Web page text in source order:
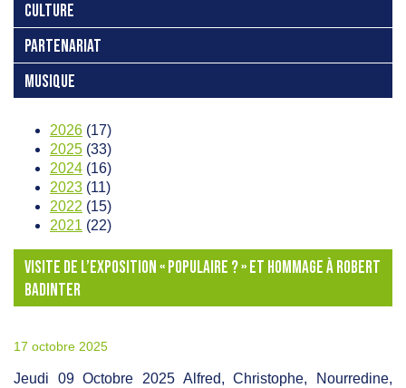
CULTURE
PARTENARIAT
MUSIQUE
2026 (17)
2025 (33)
2024 (16)
2023 (11)
2022 (15)
2021 (22)
VISITE DE L’EXPOSITION « POPULAIRE ? » ET HOMMAGE À ROBERT
BADINTER
17 octobre 2025
Jeudi 09 Octobre 2025 Alfred, Christophe, Nourredine,